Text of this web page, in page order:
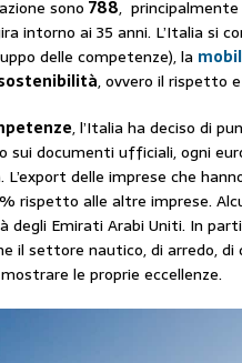
sono 788, principalmente
intorno ai 35 anni. L’Italia si
delle competenze), la
, ovvero il rispetto e
, l’Italia ha deciso di
sui documenti ufficiali, ogni
L’export delle imprese che
rispetto alle altre imprese.
degli Emirati Arabi Uniti. In
il settore nautico, di arredo, di
le proprie eccellenze.